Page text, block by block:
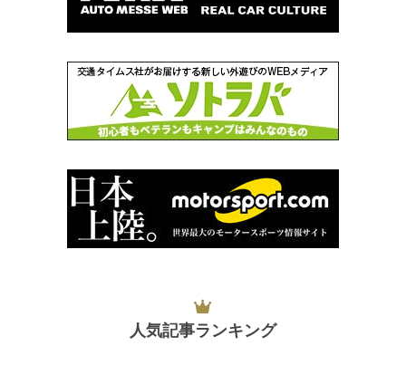
人気記事ランキング